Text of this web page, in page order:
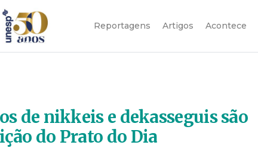
Reportagens Artigos Acontece
de nikkeis e dekasseguis são
do Prato do Dia